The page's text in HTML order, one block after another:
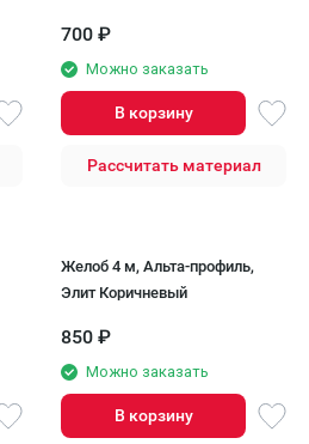
700 ₽
Можно заказать
В корзину
Рассчитать материал
Желоб 4 м, Альта-профиль,
Элит Коричневый
850 ₽
Можно заказать
В корзину